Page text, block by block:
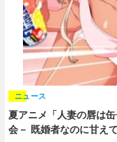
夏アニメ「人妻の唇は
会－ 既婚者なのに甘え
ニュース